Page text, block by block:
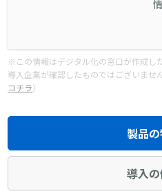
※この情報はデジタル化の窓口が作成し
導入企業が確認したものではございませ
コチラ）
製品
導入